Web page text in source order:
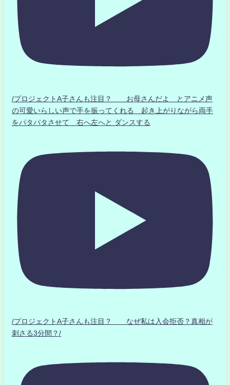
/プロジェクトA子さんも注目？ お母さんだよ とアニメ声
の可愛いらしい声で手を振ってくれる 起き上がりながら両手
をパタパタさせて 右へ左へと ダンスする
/プロジェクトA子さんも注目？ なぜ私は入会拒否？真相が
刺さる3分間？/